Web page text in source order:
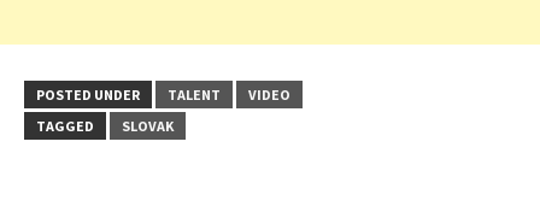
POSTED UNDER TALENT
VIDEO
TAGGED
SLOVAK